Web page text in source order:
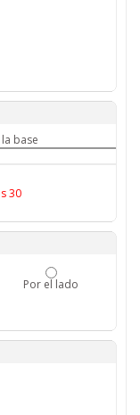
base
30
Por el lado